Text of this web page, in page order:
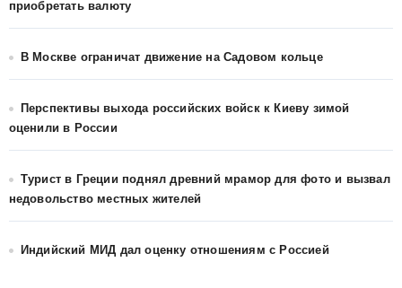
приобретать валюту
В Москве ограничат движение на Садовом кольце
Перспективы выхода российских войск к Киеву зимой
оценили в России
Турист в Греции поднял древний мрамор для фото и вызвал
недовольство местных жителей
Индийский МИД дал оценку отношениям с Россией